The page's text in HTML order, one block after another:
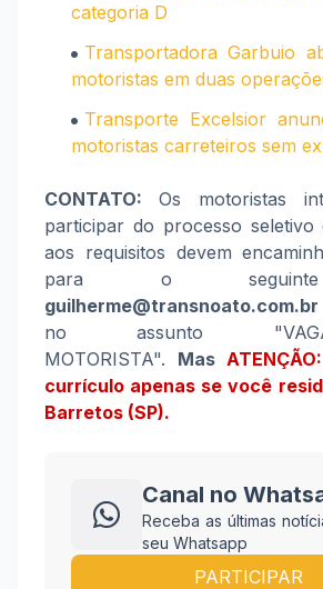
categoria D
Transportadora Garbuio
motoristas em duas
Transporte Excelsior
motoristas carreteiros sem
CONTATO: Os motoristas
participar do processo seletivo
aos requisitos devem
para o
guilherme@transnoato.com.br
no assunto
MOTORISTA". Mas
currículo apenas se você
Barretos (SP).
Canal no
Receba as últimas
seu Whatsapp
PARTICIPAR